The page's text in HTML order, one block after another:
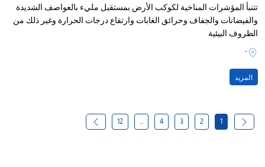
تتنبأ المؤشرات المناخية لكوكب الأرض بمستقبل مليء بالعواصف الشديدة
والفيضانات والجفاف وحرائق الغابات وارتفاع درجات الحرارة وغير ذلك من
الظروف البيئية
-
المزيد
1
2
3
4
...
12